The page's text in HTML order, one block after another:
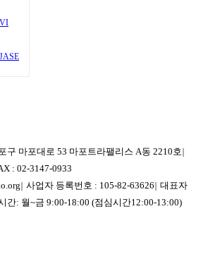
JASE
구 마포대로 53 마포트라팰리스 A동 2210호|
: 02-3147-0933
| 사업자 등록번호 : 105-82-63626| 대표자
간: 월~금 9:00-18:00 (점심시간12:00-13:00)